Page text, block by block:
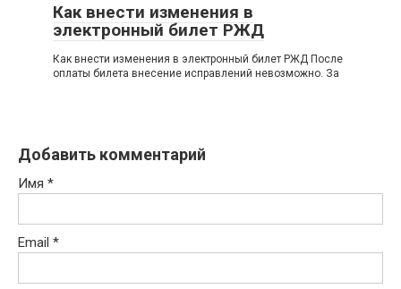
Как внести изменения в
электронный билет РЖД
Как внести изменения в электронный билет РЖД После
оплаты билета внесение исправлений невозможно. За
Добавить комментарий
Имя *
Email *